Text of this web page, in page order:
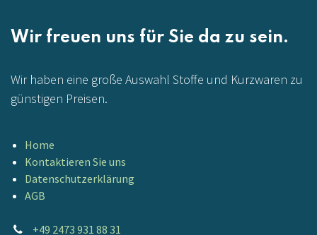
Wir freuen uns für Sie da zu sein.
Wir haben eine große Auswahl Stoffe und Kurzwaren zu
günstigen Preisen.
Home
Kontaktieren Sie uns
Datenschutzerklärung
AGB
+49 2473 931 88 31